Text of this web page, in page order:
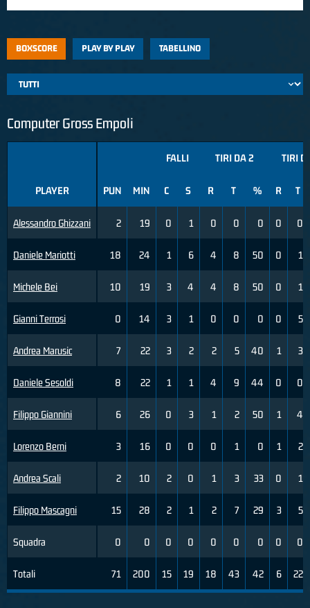
BOXSCORE PLAY BY PLAY TABELLINO
Computer Gross Empoli
PLAYER
Alessandro Ghizzani
Daniele Mariotti
Michele Bei
Gianni Terrosi
Andrea Marusic
Daniele Sesoldi
Filippo Giannini
Lorenzo Berni
Andrea Scali
Filippo Mascagni
Squadra
Totali
FALLI TIRI DA 2 TIRI
PUN MIN C S R T % R T
2 19 0 1 0 0 0 0 0
18 24 1 6 4 8 50 0 1
10 19 3 4 4 8 50 0 1
0 14 3 1 0 0 0 0 5
7 22 3 2 2 5 40 1 3
8 22 1 1 4 9 44 0 0
6 26 0 3 1 2 50 1 4
3 16 0 0 0 1 0 1 2
2 10 2 0 1 3 33 0 1
15 28 2 1 2 7 29 3 5
0 0 0 0 0 0 0 0 0
71 200 15 19 18 43 42 6 22